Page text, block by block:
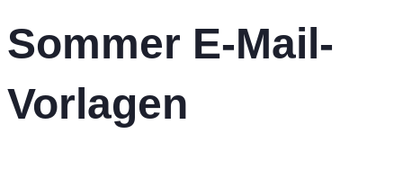
Sommer E-Mail-
Vorlagen